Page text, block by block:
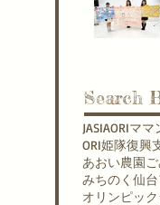
Search
JASIAORIママ
ORI姫隊復興
あおい農園
みちのく仙台
オリンピック